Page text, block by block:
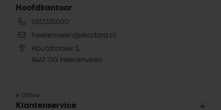
Hoofdkantoor
0513335000
heerenveen@skodora.nl
Houtdraaier 5,
8447 GG Heerenveen
Offline
Klantenservice